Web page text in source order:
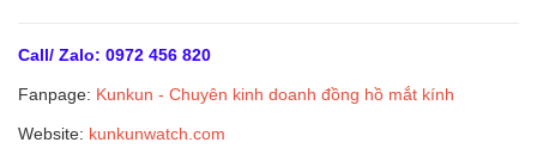
Call/ Zalo: 0972 456 820
Fanpage: Kunkun - Chuyên kinh doanh đồng hồ mắt kính
Website: kunkunwatch.com